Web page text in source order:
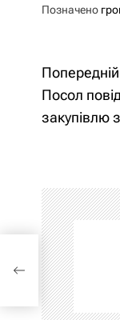
Позначено
Н
а
г
а
ц
і
Посол
закупівлю